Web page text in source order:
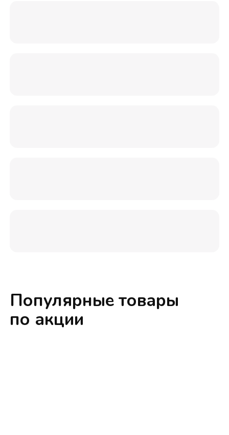
Популярные товары
по акции